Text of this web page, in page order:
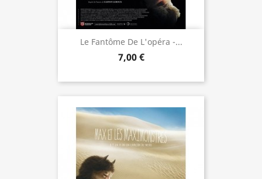
Le Fantôme De L'opéra -...
7,00 €